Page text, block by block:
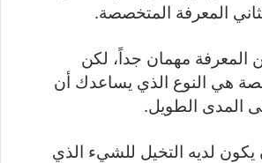
المعرفة المتخصصة.
المعرفة مهمان جداً، لكن
هي النوع الذي يساعدك أن
المدى الطويل.
لديه التخيل للشيء الذي